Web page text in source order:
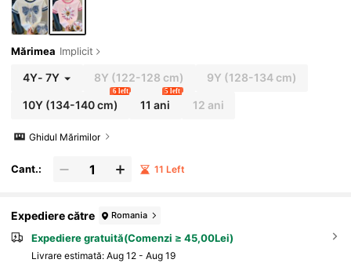
Mărimea Implicit
4Y- 7Y 8Y (122-128 cm) 9Y (128-134 cm)
10Y(134-140 cm)
6 left
11 ani
5 left
12 ani
Ghidul Mărimilor
Cant.: 11 Left
Expediere către Romania
Expediere gratuită(Comenzi ≥ 45,00Lei)
Livrare estimată: Aug 12 - Aug 19